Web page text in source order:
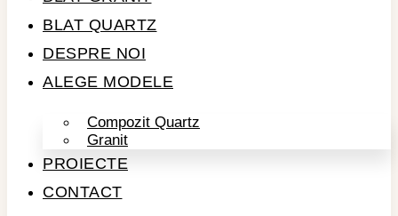
BLAT QUARTZ
DESPRE NOI
ALEGE MODELE
Compozit Quartz
Granit
PROIECTE
CONTACT